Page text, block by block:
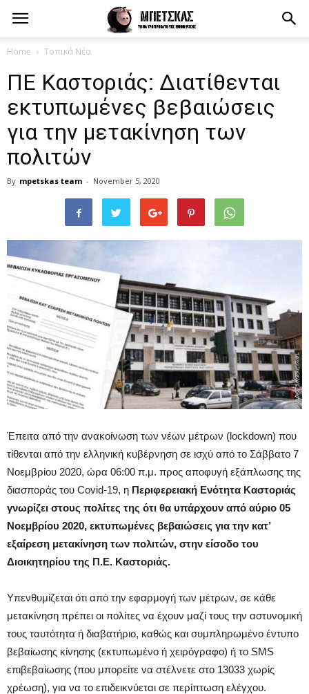
Home Τοπικά Νέα
ΠΕ Καστοριάς: Διατίθενται
εκτυπωμένες βεβαιώσεις
για την μετακίνηση των
πολιτών
By mpetskas team - November 5, 2020
Έπειτα από την ανακοίνωση των νέων μέτρων (lockdown) που
τίθενται από την ελληνική κυβέρνηση σε ισχύ από το Σάββατο 7
Νοεμβρίου 2020, ώρα 06:00 π.μ. προς αποφυγή εξάπλωσης της
διασποράς του Covid-19, η Περιφερειακή Ενότητα Καστοριάς
γνωρίζει στους πολίτες της ότι θα υπάρχουν από αύριο 05
Νοεμβρίου 2020, εκτυπωμένες βεβαιώσεις για την κατ’
εξαίρεση μετακίνηση των πολιτών, στην είσοδο του
Διοικητηρίου της Π.Ε. Καστοριάς.
Υπενθυμίζεται ότι από την εφαρμογή των μέτρων, σε κάθε
μετακίνηση πρέπει οι πολίτες να έχουν μαζί τους την αστυνομική
τους ταυτότητα ή διαβατήριο, καθώς και συμπληρωμένο έντυπο
βεβαίωσης κίνησης (εκτυπωμένο ή χειρόγραφο) ή το SMS
επιβεβαίωσης (που μπορείτε να στέλνετε στο 13033 χωρίς
χρέωση), για να το επιδεικνύεται σε περίπτωση ελέγχου.